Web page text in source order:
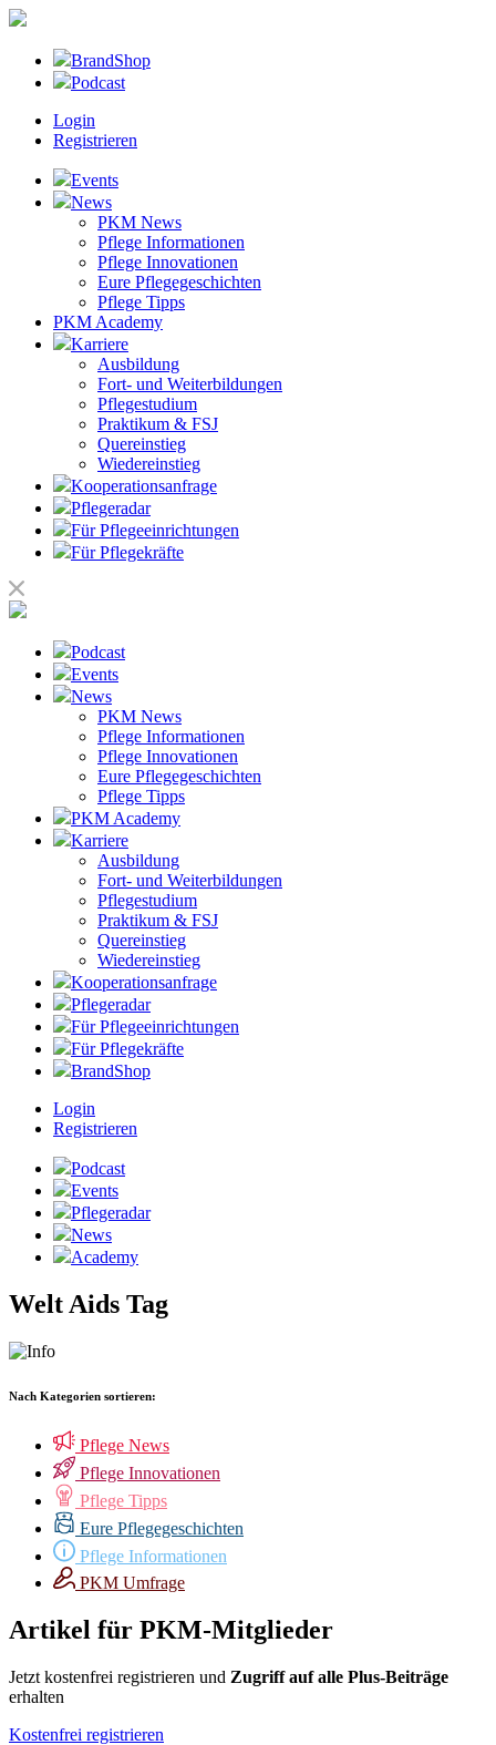
BrandShop
Podcast
Login
Registrieren
Events
News
PKM News
Pflege Informationen
Pflege Innovationen
Eure Pflegegeschichten
Pflege Tipps
PKM Academy
Karriere
Ausbildung
Fort- und Weiterbildungen
Pflegestudium
Praktikum & FSJ
Quereinstieg
Wiedereinstieg
Kooperationsanfrage
Pflegeradar
Für Pflegeeinrichtungen
Für Pflegekräfte
Podcast
Events
News
PKM News
Pflege Informationen
Pflege Innovationen
Eure Pflegegeschichten
Pflege Tipps
PKM Academy
Karriere
Ausbildung
Fort- und Weiterbildungen
Pflegestudium
Praktikum & FSJ
Quereinstieg
Wiedereinstieg
Kooperationsanfrage
Pflegeradar
Für Pflegeeinrichtungen
Für Pflegekräfte
BrandShop
Login
Registrieren
Podcast
Events
Pflegeradar
News
Academy
Welt Aids Tag
Nach Kategorien sortieren:
Pflege News
Pflege Innovationen
Pflege Tipps
Eure Pflegegeschichten
Pflege Informationen
PKM Umfrage
Artikel für PKM-Mitglieder
Jetzt kostenfrei registrieren und Zugriff auf alle Plus-Beiträge
erhalten
Kostenfrei registrieren